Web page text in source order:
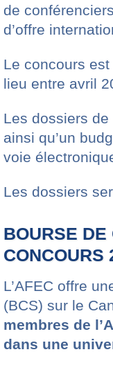
de
d’offre
Le concours
lieu entre avril
Les dossiers
ainsi qu’un
voie
Les dossiers
BOURSE DE
CONCOURS
L’AFEC offre
(BCS) sur le
membres de
dans une